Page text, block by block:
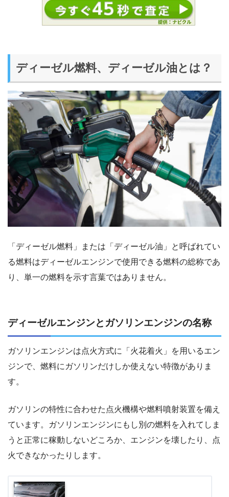
ディーゼル燃料、ディーゼル油とは？
「ディーゼル燃料」または「ディーゼル油」と呼ばれてい
る燃料はディーゼルエンジンで使用できる燃料の総称であ
り、単一の燃料を示す言葉ではありません。
ディーゼルエンジンとガソリンエンジンの名称
ガソリンエンジンは点火方式に「火花着火」を用いるエン
ジンで、燃料にガソリンだけしか使えない特徴がありま
す。
ガソリンの特性に合わせた点火機構や燃料噴射装置を備え
ています。ガソリンエンジンにもし別の燃料を入れてしま
うと正常に稼動しないどころか、エンジンを壊したり、点
火できなかったりします。